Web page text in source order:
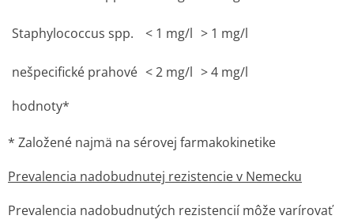
Staphylococcus spp. < 1 mg/l > 1 mg/l
nešpecifické prahové
hodnoty*
<2 mg/l > 4 mg/l
* Založené najmä na sérovej farmakokinetike
Prevalencia nadobudnutej rezistencie v Nemecku
Prevalencia nadobudnutých rezistencií môže varírovať